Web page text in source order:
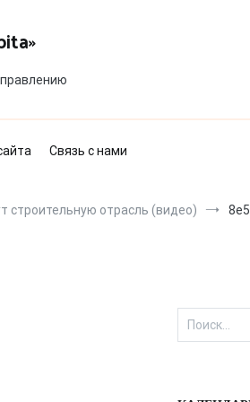
Связь с нами
строительную отрасль (видео)
Найти: